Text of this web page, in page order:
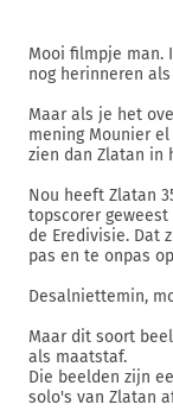
Mooi filmpje man.
nog herinneren
Maar als je het
mening Mounier
zien dan Zlatan in
Nou heeft Zlatan
topscorer
de Eredivisie. Dat
pas en te onpas
Desalniettemin,
Maar dit soort
als maatstaf.
Die beelden zijn
solo's van Zlatan